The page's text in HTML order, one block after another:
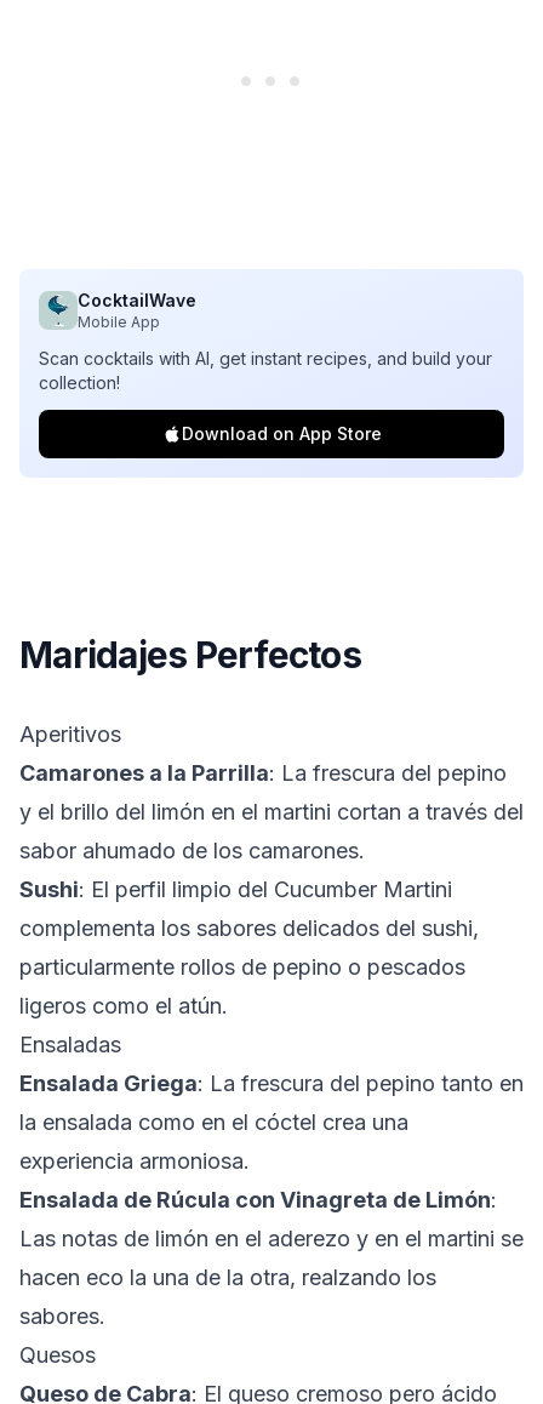
CocktailWave
Mobile App
Scan cocktails with AI, get instant recipes, and build your
collection!
Download on App Store
Maridajes Perfectos
Aperitivos
Camarones a la Parrilla: La frescura del pepino
y el brillo del limón en el martini cortan a través del
sabor ahumado de los camarones.
Sushi: El perfil limpio del Cucumber Martini
complementa los sabores delicados del sushi,
particularmente rollos de pepino o pescados
ligeros como el atún.
Ensaladas
Ensalada Griega: La frescura del pepino tanto en
la ensalada como en el cóctel crea una
experiencia armoniosa.
Ensalada de Rúcula con Vinagreta de Limón:
Las notas de limón en el aderezo y en el martini se
hacen eco la una de la otra, realzando los
sabores.
Quesos
Queso de Cabra: El queso cremoso pero ácido